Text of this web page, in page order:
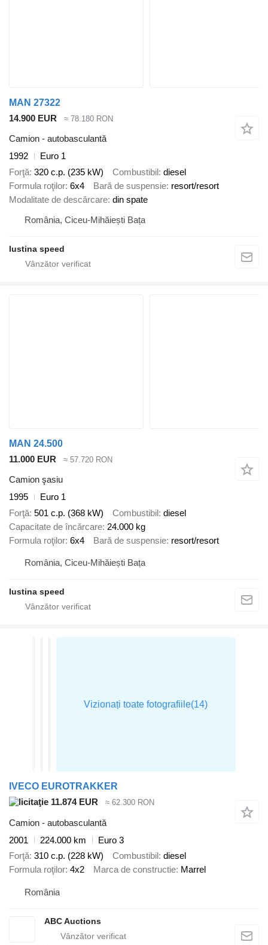
MAN 27322
14.900 EUR
≈ 78.180 RON
Camion - autobasculantă
1992
Euro 1
Forţă 320 c.p. (235 kW) Combustibil diesel
Formula roţilor 6x4 Bară de suspensie resort/resort
Modalitate de descărcare din spate
România, Ciceu-Mihăiești Bața
Iustina speed
MAN 24.500
11.000 EUR
≈ 57.720 RON
Camion şasiu
1995
Euro 1
Forţă 501 c.p. (368 kW) Combustibil diesel
Capacitate de încărcare 24.000 kg
Formula roţilor 6x4 Bară de suspensie resort/resort
România, Ciceu-Mihăiești Bața
Iustina speed
IVECO EUROTRAKKER
11.874 EUR
≈ 62.300 RON
Camion - autobasculantă
2001
224.000 km
Euro 3
Forţă 310 c.p. (228 kW) Combustibil diesel
Formula roţilor 4x2 Marca de constructie Marrel
România
ABC Auctions